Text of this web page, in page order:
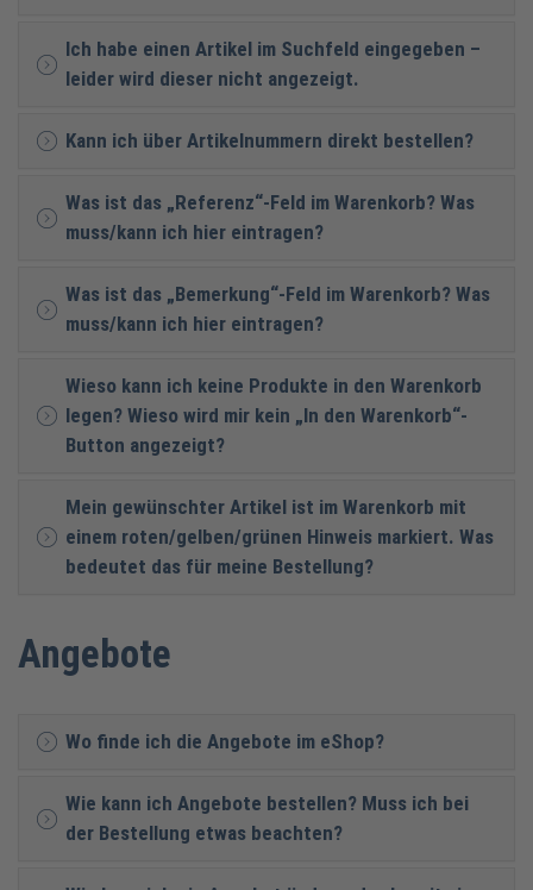
Ich habe einen Artikel im Suchfeld eingegeben –
leider wird dieser nicht angezeigt.
Kann ich über Artikelnummern direkt bestellen?
Was ist das „Referenz“-Feld im Warenkorb? Was
muss/kann ich hier eintragen?
Was ist das „Bemerkung“-Feld im Warenkorb? Was
muss/kann ich hier eintragen?
Wieso kann ich keine Produkte in den Warenkorb
legen? Wieso wird mir kein „In den Warenkorb“-
Button angezeigt?
Mein gewünschter Artikel ist im Warenkorb mit
einem roten/gelben/grünen Hinweis markiert. Was
bedeutet das für meine Bestellung?
Angebote
Wo finde ich die Angebote im eShop?
Wie kann ich Angebote bestellen? Muss ich bei
der Bestellung etwas beachten?